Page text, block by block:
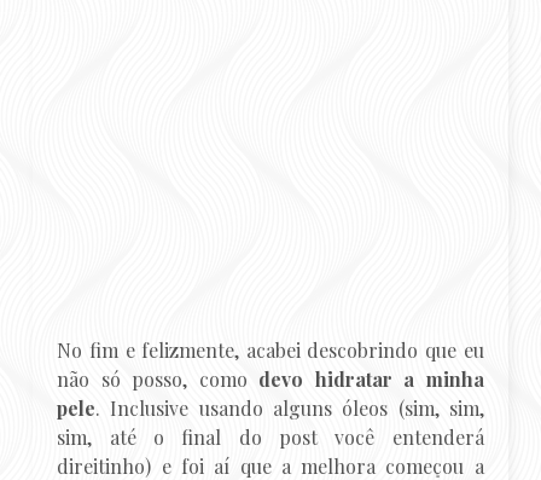
No fim e felizmente, acabei descobrindo que eu
não só posso, como devo hidratar a minha
pele. Inclusive usando alguns óleos (sim, sim,
sim, até o final do post você entenderá
direitinho) e foi aí que a melhora começou a